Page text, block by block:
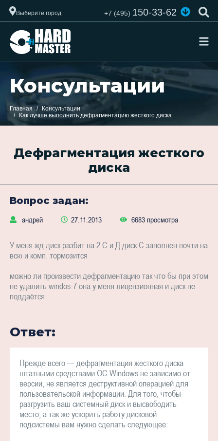
Выберите город +7 (495)150-33-62
Консультации
Главная
Консультации
Как лучше выполнить дефрагментацию жесткого диска
Дефрагментация жесткого
диска
Вопрос задан:
андрей 27.11.2013 6683 просмотра
У меня жд диск разбит на 2 С и Д диск С заполнен почти на
всю и комп. тормозится
можно ли произвести дефрагментацию так что бы при этом
не удалить windos-7 она у меня лицензионная и диск не
поддаётся
Ответ:
Прежде всего — дефрагментация жесткого диска
штатными средствами ОС Windows не зависимо от
версии, не является деструктивной операцией для
пользовательской информации. Для того, чтобы
разгрузить ваш системный диск и высвободить
место, а так же ускорить работу дисковой
подсистемы вам нужно сделать следующее: